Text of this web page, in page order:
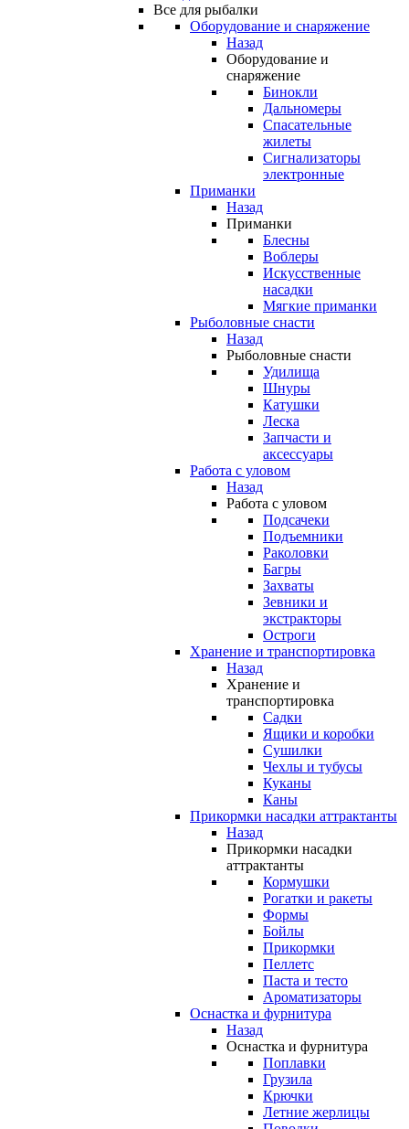
Все для рыбалки
Оборудование и снаряжение
Назад
Оборудование и
снаряжение
Бинокли
Дальномеры
Спасательные
жилеты
Сигнализаторы
электронные
Приманки
Назад
Приманки
Блесны
Воблеры
Искусственные
насадки
Мягкие приманки
Рыболовные снасти
Назад
Рыболовные снасти
Удилища
Шнуры
Катушки
Леска
Запчасти и
аксессуары
Работа с уловом
Назад
Работа с уловом
Подсачеки
Подъемники
Раколовки
Багры
Захваты
Зевники и
экстракторы
Остроги
Хранение и транспортировка
Назад
Хранение и
транспортировка
Садки
Ящики и коробки
Сушилки
Чехлы и тубусы
Куканы
Каны
Прикормки насадки аттрактанты
Назад
Прикормки насадки
аттрактанты
Кормушки
Рогатки и ракеты
Формы
Бойлы
Прикормки
Пеллетс
Паста и тесто
Ароматизаторы
Оснастка и фурнитура
Назад
Оснастка и фурнитура
Поплавки
Грузила
Крючки
Летние жерлицы